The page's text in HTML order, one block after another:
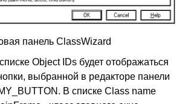
панель ClassWizard
Object IDs будет отображаться
выбранной в редакторе панели
В списке Class name